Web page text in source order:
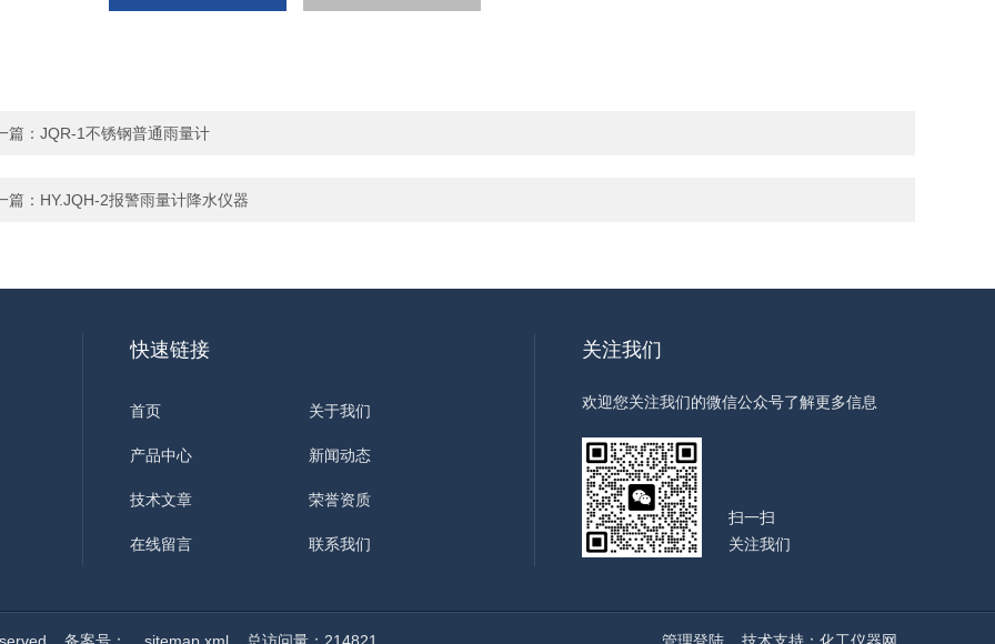
篇： JQR-1不锈钢普通雨量计
篇： HY.JQH-2报警雨量计降水仪器
快速链接
首页 关于我们
产品中心 新闻动态
技术文章 荣誉资质
在线留言 联系我们
关注我们
欢迎您关注我们的微信公众号了解更多信息
扫一扫
关注我们